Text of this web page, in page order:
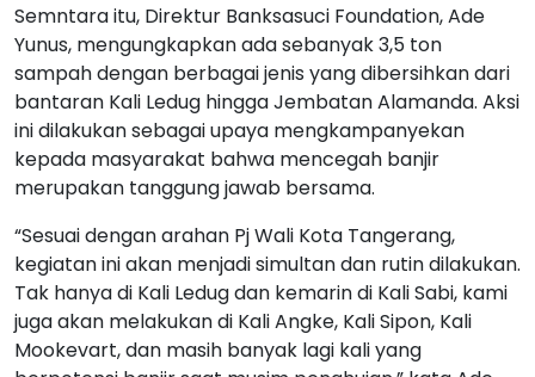
Semntara itu, Direktur Banksasuci Foundation, Ade
Yunus, mengungkapkan ada sebanyak 3,5 ton
sampah dengan berbagai jenis yang dibersihkan dari
bantaran Kali Ledug hingga Jembatan Alamanda. Aksi
ini dilakukan sebagai upaya mengkampanyekan
kepada masyarakat bahwa mencegah banjir
merupakan tanggung jawab bersama.
“Sesuai dengan arahan Pj Wali Kota Tangerang,
kegiatan ini akan menjadi simultan dan rutin dilakukan.
Tak hanya di Kali Ledug dan kemarin di Kali Sabi, kami
juga akan melakukan di Kali Angke, Kali Sipon, Kali
Mookevart, dan masih banyak lagi kali yang